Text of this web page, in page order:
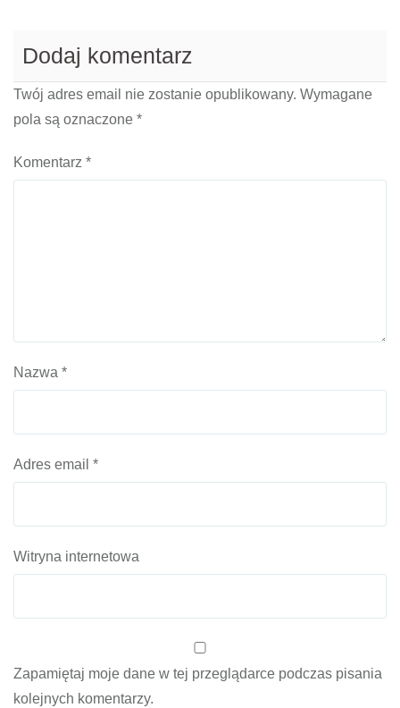
Dodaj komentarz
Twój adres email nie zostanie opublikowany. Wymagane
pola są oznaczone *
Komentarz *
Nazwa *
Adres email *
Witryna internetowa
Zapamiętaj moje dane w tej przeglądarce podczas pisania
kolejnych komentarzy.